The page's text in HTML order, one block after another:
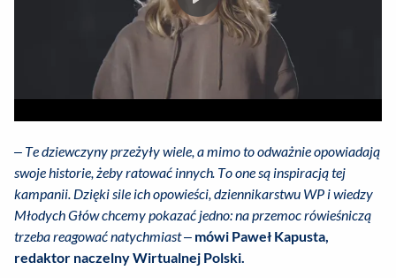
– Te dziewczyny przeżyły wiele, a mimo to odważnie opowiadają
swoje historie, żeby ratować innych. To one są inspiracją tej
kampanii. Dzięki sile ich opowieści, dziennikarstwu WP i wiedzy
Młodych Głów chcemy pokazać jedno: na przemoc rówieśniczą
trzeba reagować natychmiast– mówi Paweł Kapusta,
redaktor naczelny Wirtualnej Polski.